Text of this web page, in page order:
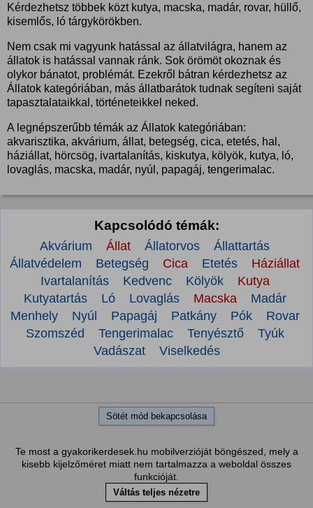
Kérdezhetsz többek közt kutya, macska, madár, rovar, hüllő,
kisemlős, ló tárgykörökben.
Nem csak mi vagyunk hatással az állatvilágra, hanem az
állatok is hatással vannak ránk. Sok örömöt okoznak és
olykor bánatot, problémát. Ezekről bátran kérdezhetsz az
Állatok kategóriában, más állatbarátok tudnak segíteni saját
tapasztalataikkal, történeteikkel neked.
A legnépszerűbb témák az Állatok kategóriában:
akvarisztika, akvárium, állat, betegség, cica, etetés, hal,
háziállat, hörcsög, ivartalanítás, kiskutya, kölyök, kutya, ló,
lovaglás, macska, madár, nyúl, papagáj, tengerimalac.
Kapcsolódó témák:
Akvárium Állat Állatorvos
Állattartás
Állatvédelem
Betegség Cica Etetés
Háziállat
Ivartalanítás
Kedvenc Kölyök
Kutya
Kutyatartás
Ló Lovaglás Macska
Madár
Menhely
Nyúl Papagáj Patkány Pók
Rovar
Szomszéd
Tengerimalac Tenyésztő
Tyúk
Vadászat
Viselkedés
Sötét mód bekapcsolása
Te most a gyakorikerdesek.hu mobilverzióját böngészed, mely a
kisebb kijelzőméret miatt nem tartalmazza a weboldal összes
funkcióját.
Váltás teljes nézetre